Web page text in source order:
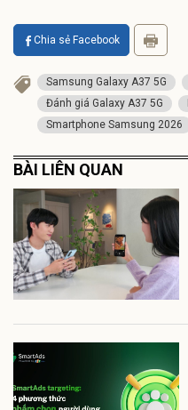
Chia sẻ Facebook
Samsung Galaxy A37 5G
Đánh giá Galaxy A37 5G
Smartphone Samsung 2026
BÀI LIÊN QUAN